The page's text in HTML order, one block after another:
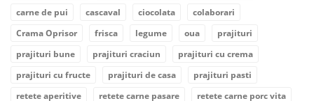
carne de pui
cascaval ciocolata
colaborari
Crama Oprisor
frisca legume oua
prajituri
prajituri bune
prajituri craciun
prajituri cu crema
prajituri cu fructe
prajituri de casa
prajituri pasti
retete aperitive
retete carne pasare
retete carne porc vita